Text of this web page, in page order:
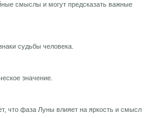
смыслы и могут предсказать важные
судьбы человека.
значение.
что фаза Луны влияет на яркость и смысл